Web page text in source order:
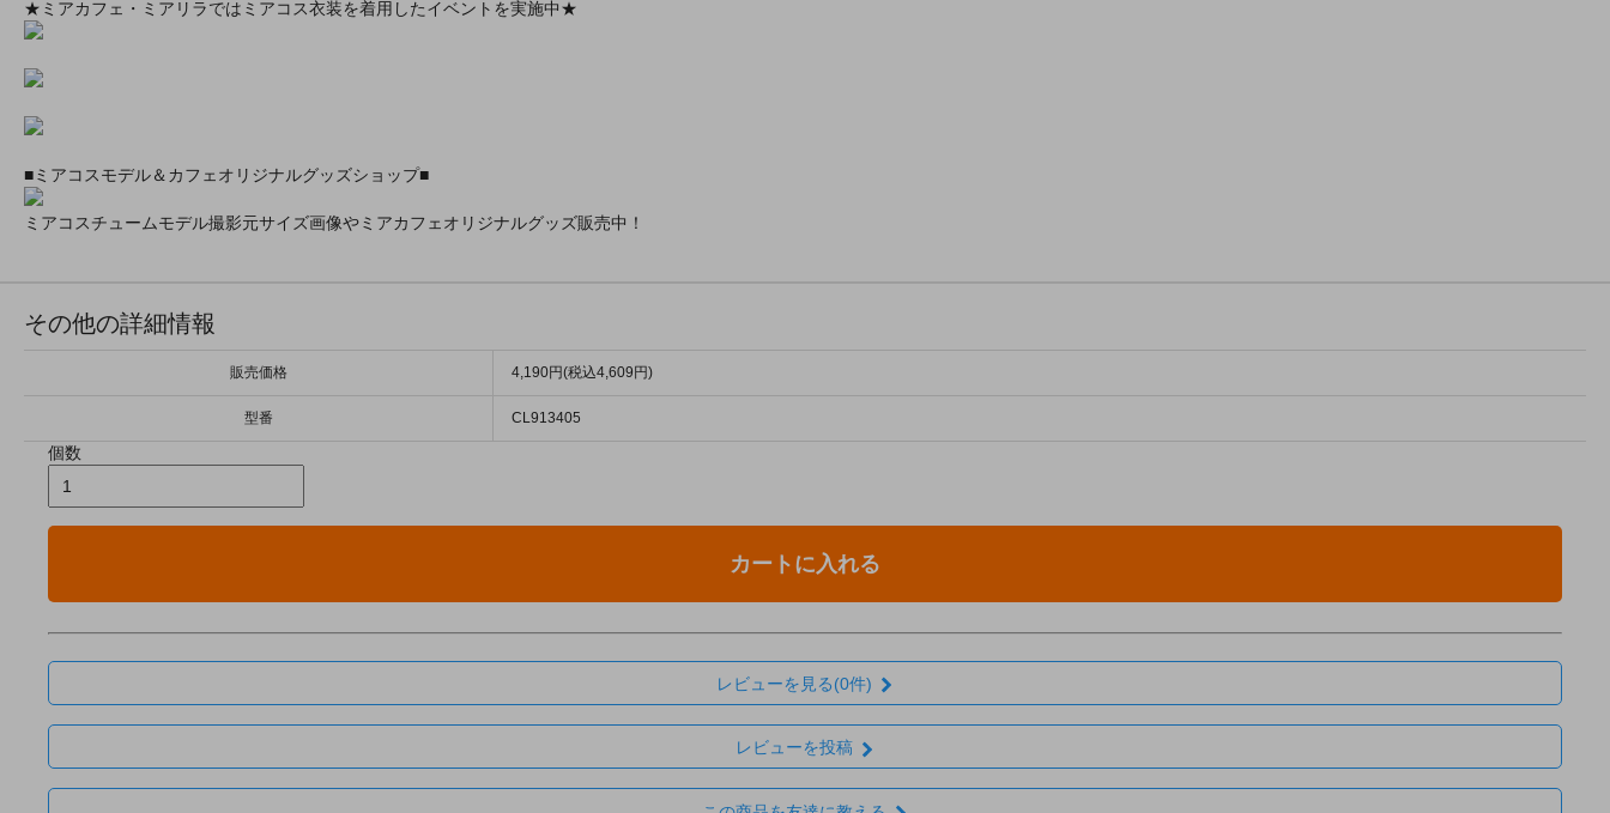
★ミアカフェ・ミアリラではミアコス衣装を着用したイベントを実施中★
■ミアコスモデル＆カフェオリジナルグッズショップ■
ミアコスチュームモデル撮影元サイズ画像やミアカフェオリジナルグッズ販売中！
その他の詳細情報
販売価格 4,190円(税込4,609円)
型番 CL913405
個数
カートに入れる
レビューを見る(0件)
レビューを投稿